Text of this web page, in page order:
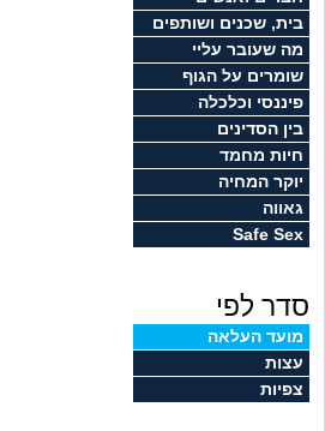
בית, שכנים ושותפים
מה שעובר עליי
שומרים על הגוף
פיננסי וכלכלה
בין הסדינים
חיות מחמד
יוקר המחיה
גאווה
Safe Sex
סדר לפי
מועד העלאה
עצות
צפיות